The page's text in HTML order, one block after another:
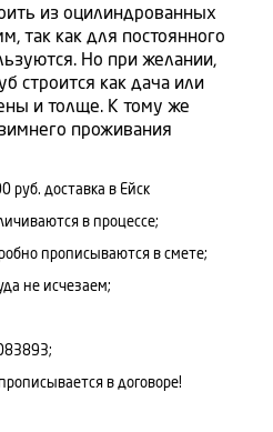
из оцилиндрованных
так как для постоянного
Но при желании,
строится как дача или
и толще. К тому же
проживания
руб. доставка в Ейск
в процессе;
прописываются в смете;
не исчезаем;
в договоре!